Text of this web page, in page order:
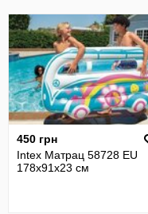
450 грн
Intex Матрац 58728 EU
178x91x23 см